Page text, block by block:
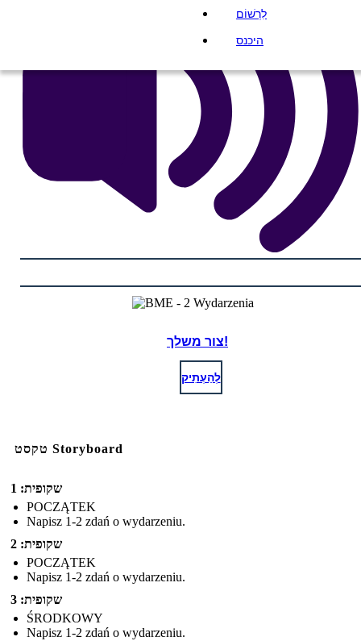
לִרְשׁוֹם
היכנס
צור משלך!
לְהַעְתִיק
טקסט Storyboard
שקופית: 1
POCZĄTEK
Napisz 1-2 zdań o wydarzeniu.
שקופית: 2
POCZĄTEK
Napisz 1-2 zdań o wydarzeniu.
שקופית: 3
ŚRODKOWY
Napisz 1-2 zdań o wydarzeniu.